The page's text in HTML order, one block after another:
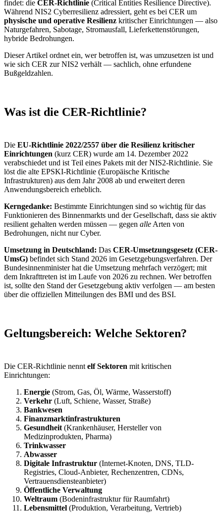
findet: die CER-Richtlinie (Critical Entities Resilience Directive).
Während NIS2 Cyberresilienz adressiert, geht es bei CER um
physische und operative Resilienz kritischer Einrichtungen — also
Naturgefahren, Sabotage, Stromausfall, Lieferkettenstörungen,
hybride Bedrohungen.
Dieser Artikel ordnet ein, wer betroffen ist, was umzusetzen ist und
wie sich CER zur NIS2 verhält — sachlich, ohne erfundene
Bußgeldzahlen.
Was ist die CER-Richtlinie?
Die EU-Richtlinie 2022/2557 über die Resilienz kritischer
Einrichtungen (kurz CER) wurde am 14. Dezember 2022
verabschiedet und ist Teil eines Pakets mit der NIS2-Richtlinie. Sie
löst die alte EPSKI-Richtlinie (Europäische Kritische
Infrastrukturen) aus dem Jahr 2008 ab und erweitert deren
Anwendungsbereich erheblich.
Kerngedanke: Bestimmte Einrichtungen sind so wichtig für das
Funktionieren des Binnenmarkts und der Gesellschaft, dass sie aktiv
resilient gehalten werden müssen — gegen alle Arten von
Bedrohungen, nicht nur Cyber.
Umsetzung in Deutschland: Das CER-Umsetzungsgesetz (CER-
UmsG) befindet sich Stand 2026 im Gesetzgebungsverfahren. Der
Bundesinnenminister hat die Umsetzung mehrfach verzögert; mit
dem Inkrafttreten ist im Laufe von 2026 zu rechnen. Wer betroffen
ist, sollte den Stand der Gesetzgebung aktiv verfolgen — am besten
über die offiziellen Mitteilungen des BMI und des BSI.
Geltungsbereich: Welche Sektoren?
Die CER-Richtlinie nennt elf Sektoren mit kritischen
Einrichtungen:
Energie (Strom, Gas, Öl, Wärme, Wasserstoff)
Verkehr (Luft, Schiene, Wasser, Straße)
Bankwesen
Finanzmarktinfrastrukturen
Gesundheit (Krankenhäuser, Hersteller von
Medizinprodukten, Pharma)
Trinkwasser
Abwasser
Digitale Infrastruktur (Internet-Knoten, DNS, TLD-
Registries, Cloud-Anbieter, Rechenzentren, CDNs,
Vertrauensdiensteanbieter)
Öffentliche Verwaltung
Weltraum (Bodeninfrastruktur für Raumfahrt)
Lebensmittel (Produktion, Verarbeitung, Vertrieb)